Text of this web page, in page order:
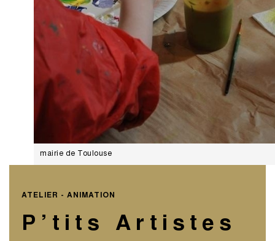
mairie de Toulouse
P’tits Artistes
ATELIER - ANIMATION